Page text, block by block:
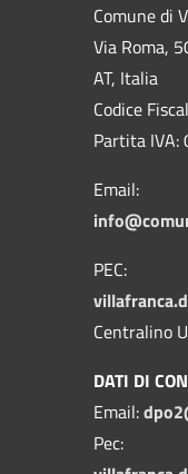
Comune di
Via Roma,
AT, Italia
Codice
Partita
Email:
PEC:
Centralino
DATI DI
Email:
Pec: